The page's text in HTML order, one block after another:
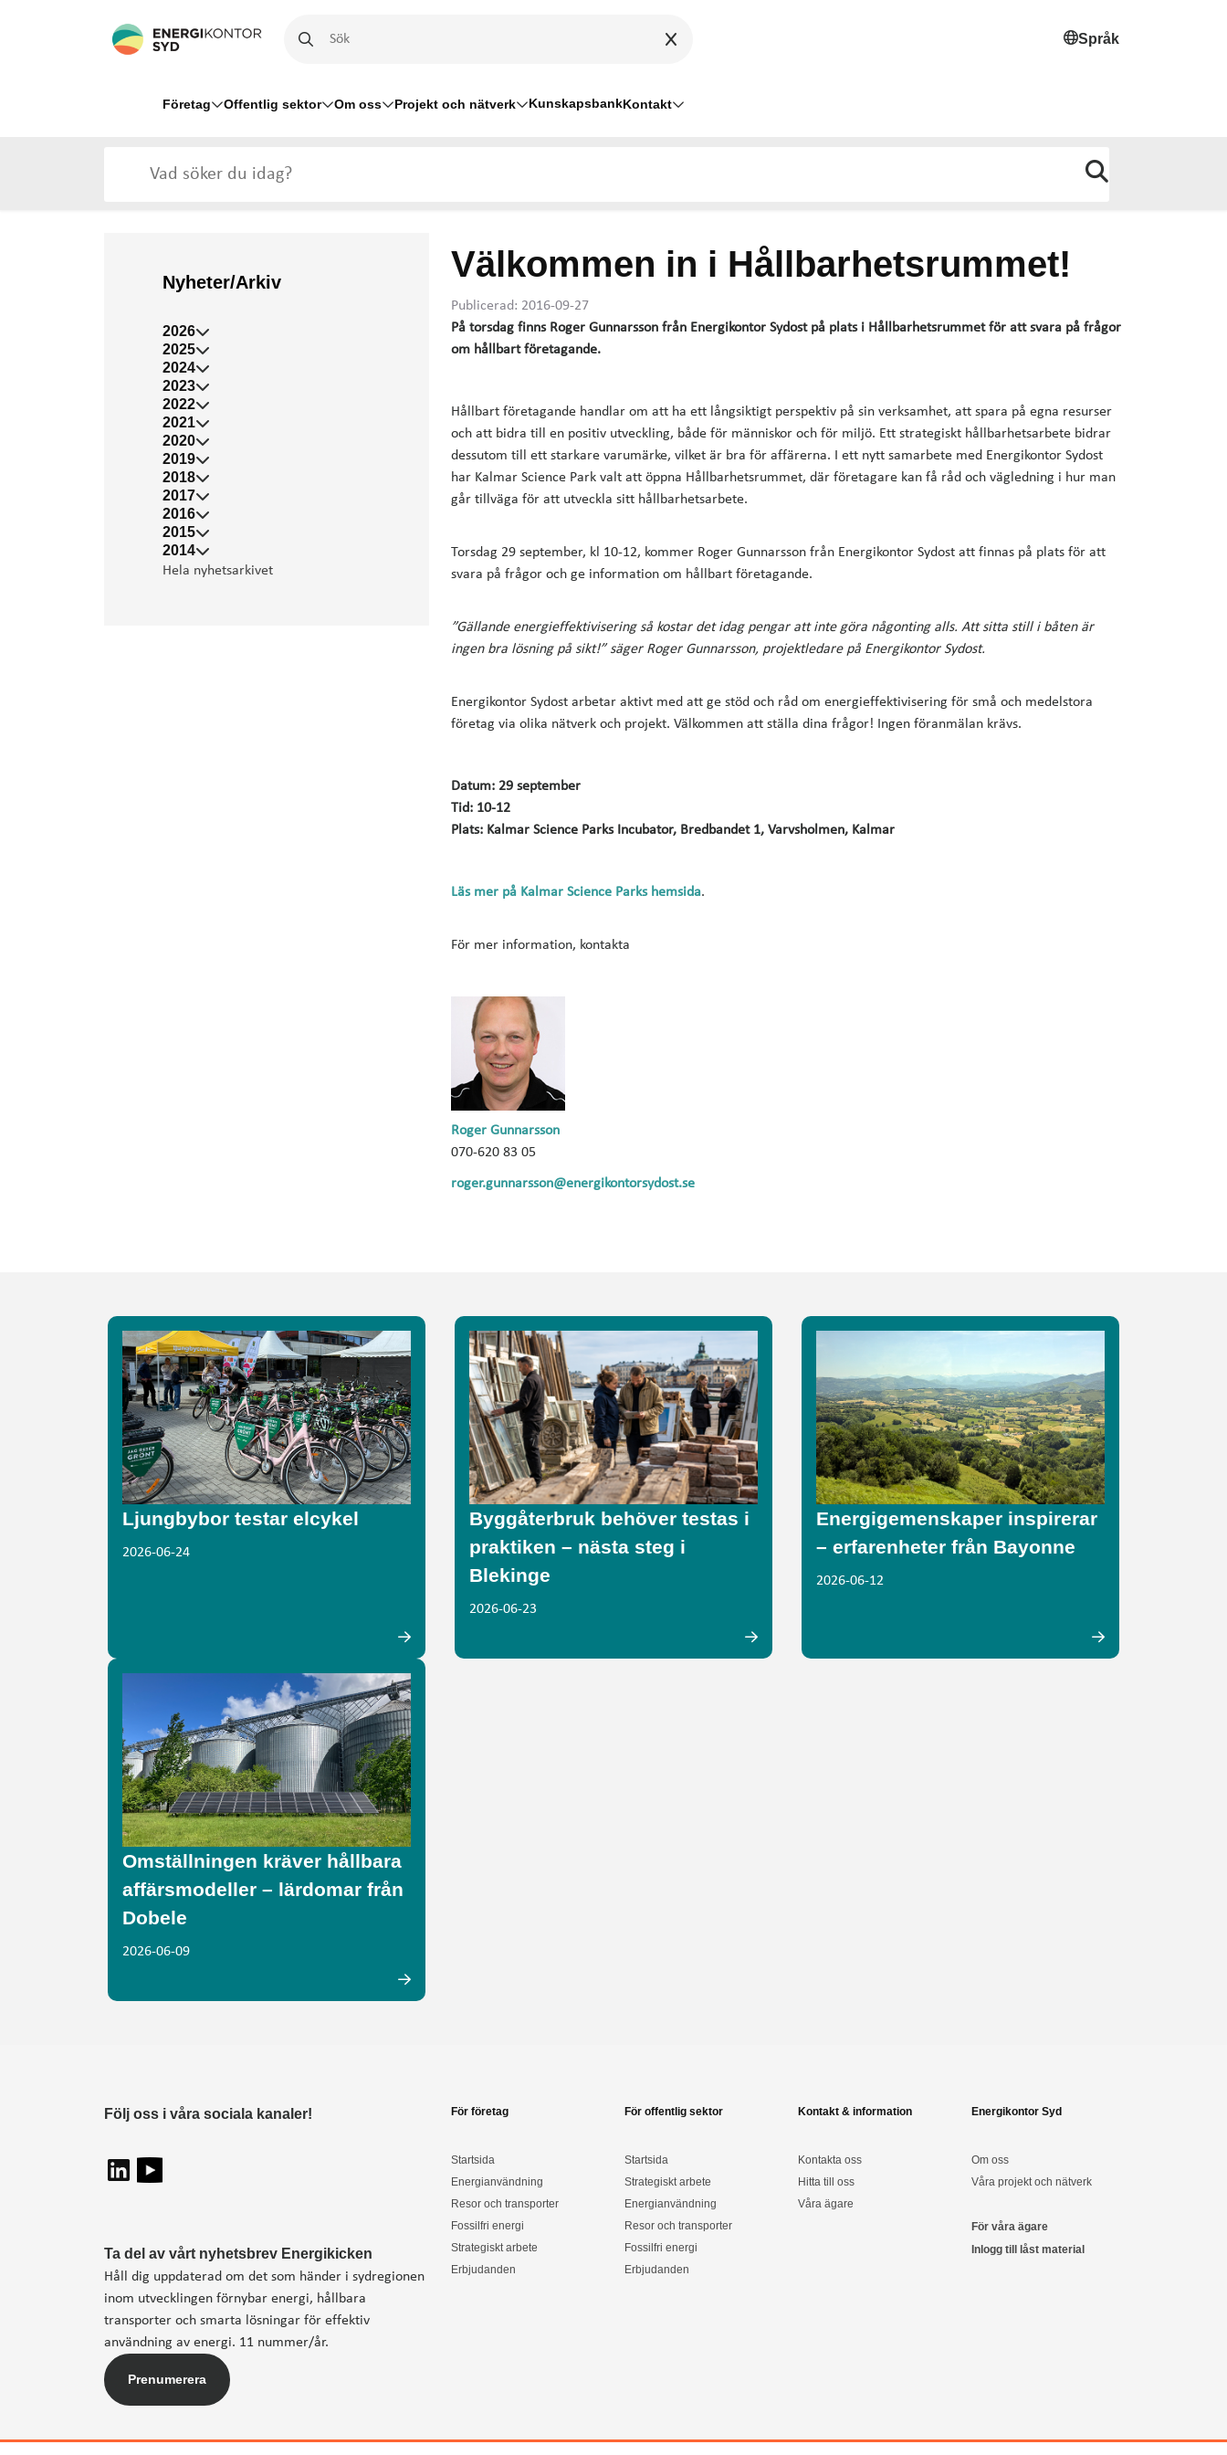
Språk
Företag Offentlig sektor Om oss Projekt och nätverk KunskapsbankKontakt
Välkommen in i Hållbarhetsrummet!
Publicerad: 2016-09-27
På torsdag finns Roger Gunnarsson från Energikontor Sydost på plats i Hållbarhetsrummet för att svara på frågor
om hållbart företagande.
Hållbart företagande handlar om att ha ett långsiktigt perspektiv på sin verksamhet, att spara på egna resurser
och att bidra till en positiv utveckling, både för människor och för miljö. Ett strategiskt hållbarhetsarbete bidrar
dessutom till ett starkare varumärke, vilket är bra för affärerna. I ett nytt samarbete med Energikontor Sydost
har Kalmar Science Park valt att öppna Hållbarhetsrummet, där företagare kan få råd och vägledning i hur man
går tillväga för att utveckla sitt hållbarhetsarbete.
Torsdag 29 september, kl 10-12, kommer Roger Gunnarsson från Energikontor Sydost att finnas på plats för att
svara på frågor och ge information om hållbart företagande.
”Gällande energieffektivisering så kostar det idag pengar att inte göra någonting alls. Att sitta still i båten är
ingen bra lösning på sikt!” säger Roger Gunnarsson, projektledare på Energikontor Sydost.
Energikontor Sydost arbetar aktivt med att ge stöd och råd om energieffektivisering för små och medelstora
företag via olika nätverk och projekt. Välkommen att ställa dina frågor! Ingen föranmälan krävs.
Datum: 29 september
Tid: 10-12
Plats: Kalmar Science Parks Incubator, Bredbandet 1, Varvsholmen, Kalmar
Läs mer på Kalmar Science Parks hemsida.
För mer information, kontakta
Roger Gunnarsson
070-620 83 05
roger.gunnarsson@energikontorsydost.se
Nyheter/Arkiv
2026
2025
2024
2023
2022
2021
2020
2019
2018
2017
2016
2015
2014
Hela nyhetsarkivet
Ljungbybor testar elcykel
2026-06-24
Byggåterbruk behöver testas i
praktiken – nästa steg i
Blekinge
2026-06-23
Energigemenskaper inspirerar
– erfarenheter från Bayonne
2026-06-12
Omställningen kräver hållbara
affärsmodeller – lärdomar från
Dobele
2026-06-09
Ta del av vårt nyhetsbrev Energikicken
Håll dig uppdaterad om det som händer i sydregionen
inom utvecklingen förnybar energi, hållbara
transporter och smarta lösningar för effektiv
användning av energi. 11 nummer/år.
Prenumerera
Följ oss i våra sociala kanaler! För företag
Startsida
Energianvändning
Resor och transporter
Fossilfri energi
Strategiskt arbete
Erbjudanden
För offentlig sektor
Startsida
Strategiskt arbete
Energianvändning
Resor och transporter
Fossilfri energi
Erbjudanden
Kontakt & information
Kontakta oss
Hitta till oss
Våra ägare
Energikontor Syd
Om oss
Våra projekt och nätverk
För våra ägare
Inlogg till låst material